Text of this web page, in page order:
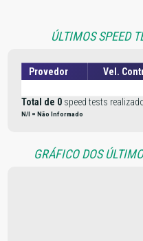
ÚLTIMOS SPEED
Provedor Vel.
Total de 0 speed tests
N/I = Não Informado
GRÁFICO DOS